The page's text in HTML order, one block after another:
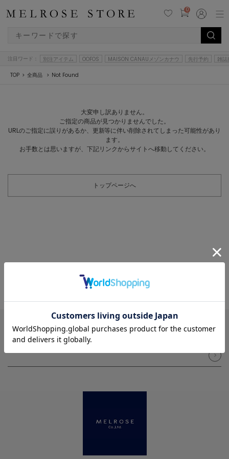
0
注目ワード： 別注アイテム OOFOS MAISON CANAUメゾンカナウ 先行予約 雑誌
TOP 全商品 Not Found
大変申し訳ありません。
ご指定の商品が見つかりませんでした。
URLのご指定に誤りがあるか、更新等に伴い削除されてしまった可能性があり
ます。
お手数とは思いますが、下記リンクからサイトへ移動してください。
トップページへ
NEWSLETTER メルマガ登録